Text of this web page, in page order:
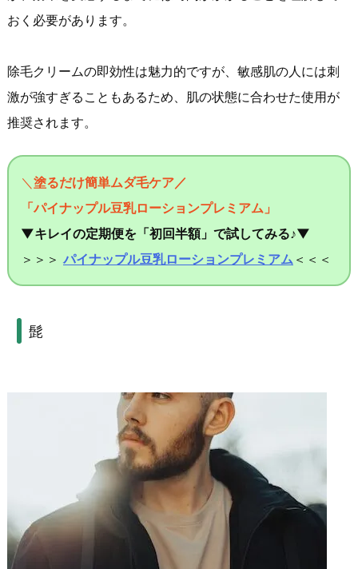
おく必要があります。
除毛クリームの即効性は魅力的ですが、敏感肌の人には刺
激が強すぎることもあるため、肌の状態に合わせた使用が
推奨されます。
＼ 塗るだけ簡単ムダ毛ケア／
「パイナップル豆乳ローションプレミアム」
▼キレイの定期便を「初回半額」で試してみる♪▼
＞＞＞ パイナップル豆乳ローションプレミアム ＜＜＜
髭